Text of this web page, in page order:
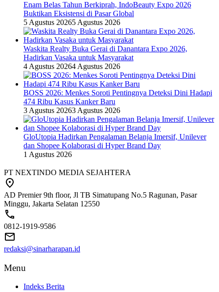
Enam Belas Tahun Berkiprah, IndoBeauty Expo 2026
Buktikan Eksistensi di Pasar Global
5 Agustus 20265 Agustus 2026
Waskita Realty Buka Gerai di Danantara Expo 2026,
Hadirkan Vasaka untuk Masyarakat
4 Agustus 20264 Agustus 2026
BOSS 2026: Menkes Soroti Pentingnya Deteksi Dini Hadapi
474 Ribu Kasus Kanker Baru
3 Agustus 20263 Agustus 2026
GloUtopia Hadirkan Pengalaman Belanja Imersif, Unilever
dan Shopee Kolaborasi di Hyper Brand Day
1 Agustus 2026
PT NEXTINDO MEDIA SEJAHTERA
AD Premier 9th floor, Jl TB Simatupang No.5 Ragunan, Pasar
Minggu, Jakarta Selatan 12550
0812-1919-9586
redaksi@sinarharapan.id
Menu
Indeks Berita